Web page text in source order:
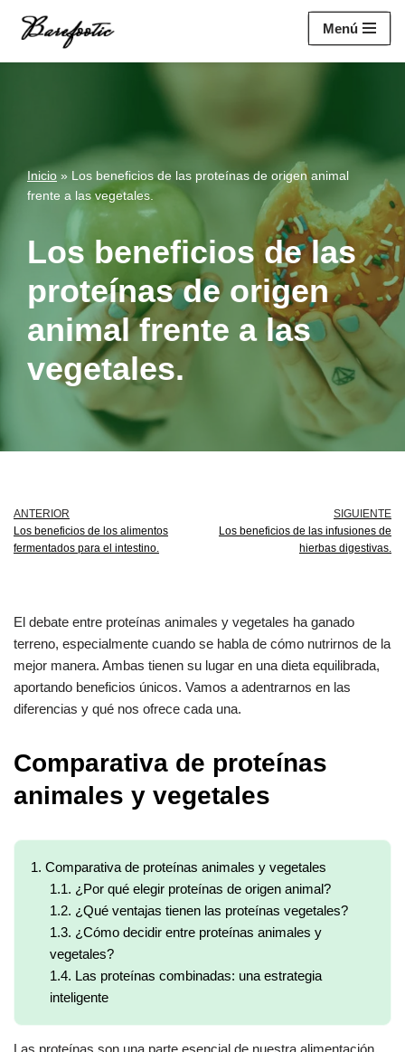
Menú
Inicio » Los beneficios de las proteínas de origen animal
frente a las vegetales.
Los beneficios de las
proteínas de origen
animal frente a las
vegetales.
ANTERIOR
Los beneficios de los alimentos
fermentados para el intestino.
SIGUIENTE
Los beneficios de las infusiones de
hierbas digestivas.
El debate entre proteínas animales y vegetales ha ganado
terreno, especialmente cuando se habla de cómo nutrirnos de la
mejor manera. Ambas tienen su lugar en una dieta equilibrada,
aportando beneficios únicos. Vamos a adentrarnos en las
diferencias y qué nos ofrece cada una.
Comparativa de proteínas
animales y vegetales
1. Comparativa de proteínas animales y vegetales
1.1. ¿Por qué elegir proteínas de origen animal?
1.2. ¿Qué ventajas tienen las proteínas vegetales?
1.3. ¿Cómo decidir entre proteínas animales y
vegetales?
1.4. Las proteínas combinadas: una estrategia
inteligente